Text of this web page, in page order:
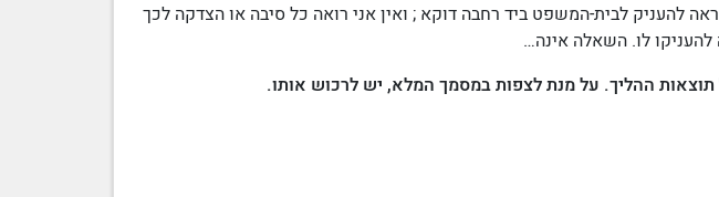
להעניק לבית-המשפט ביד רחבה דוקא ; ואין אני רואה כל סיבה או הצדקה לכך
לו. השאלה אינה…
ההליך. על מנת לצפות במסמך המלא, יש לרכוש אותו.